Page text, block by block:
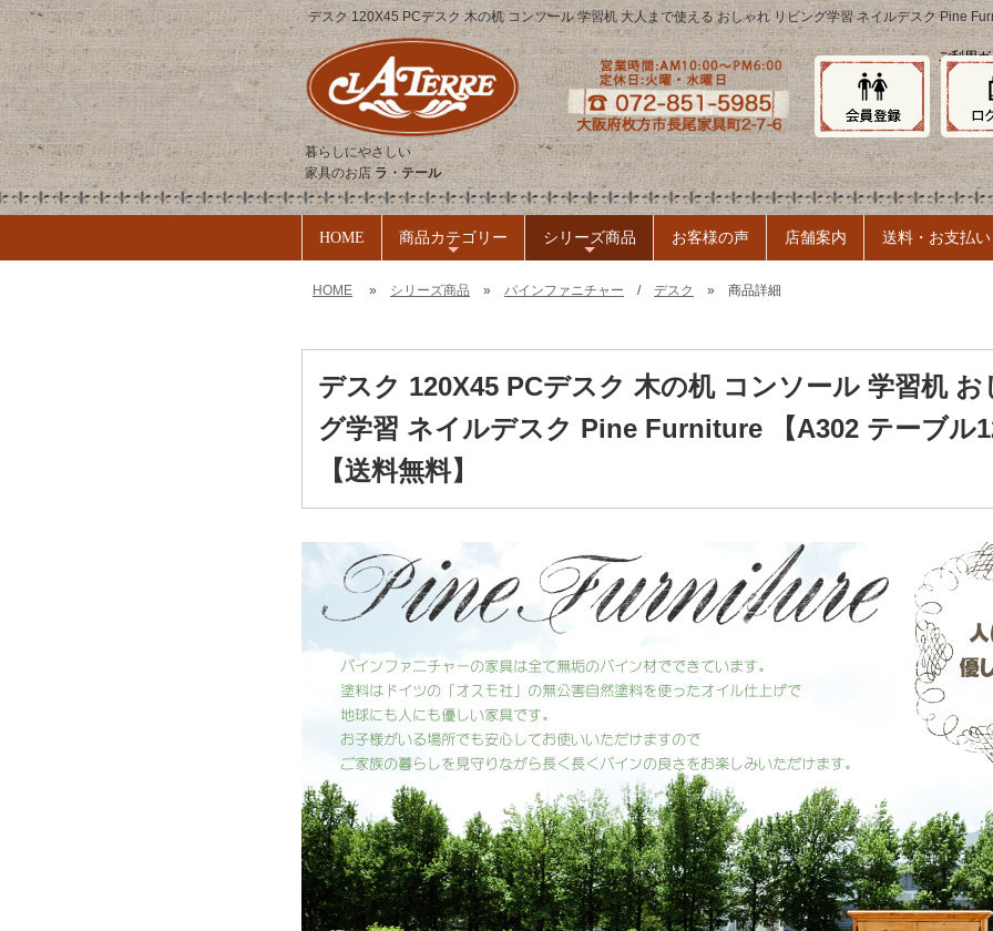
デスク 120X45 PCデスク 木の机 コンソール 学習机 大人まで使える おしゃれ リビング学習 ネイルデスク Pine
ご利用
暮らしにやさしい
家具のお店 ラ・テール
HOME 商品カテゴリー シリーズ商品 お客様の声 店舗案内 送料・お支払い
HOME » シリーズ商品 » パインファニチャー / デスク » 商品詳細
デスク 120X45 PCデスク 木の机 コンソール 学習机
グ学習 ネイルデスク Pine Furniture 【A302 テーブル
【送料無料】